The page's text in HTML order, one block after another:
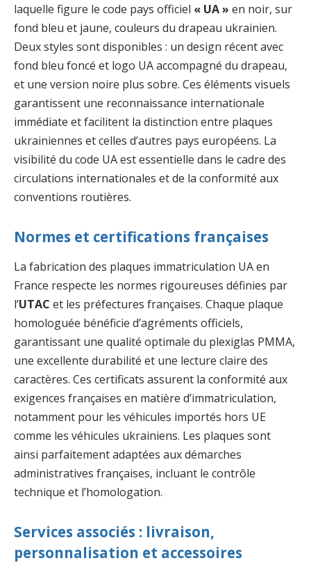
laquelle figure le code pays officiel « UA » en noir, sur
fond bleu et jaune, couleurs du drapeau ukrainien.
Deux styles sont disponibles : un design récent avec
fond bleu foncé et logo UA accompagné du drapeau,
et une version noire plus sobre. Ces éléments visuels
garantissent une reconnaissance internationale
immédiate et facilitent la distinction entre plaques
ukrainiennes et celles d’autres pays européens. La
visibilité du code UA est essentielle dans le cadre des
circulations internationales et de la conformité aux
conventions routières.
Normes et certifications françaises
La fabrication des plaques immatriculation UA en
France respecte les normes rigoureuses définies par
l’UTAC et les préfectures françaises. Chaque plaque
homologuée bénéficie d’agréments officiels,
garantissant une qualité optimale du plexiglas PMMA,
une excellente durabilité et une lecture claire des
caractères. Ces certificats assurent la conformité aux
exigences françaises en matière d’immatriculation,
notamment pour les véhicules importés hors UE
comme les véhicules ukrainiens. Les plaques sont
ainsi parfaitement adaptées aux démarches
administratives françaises, incluant le contrôle
technique et l’homologation.
Services associés : livraison,
personnalisation et accessoires